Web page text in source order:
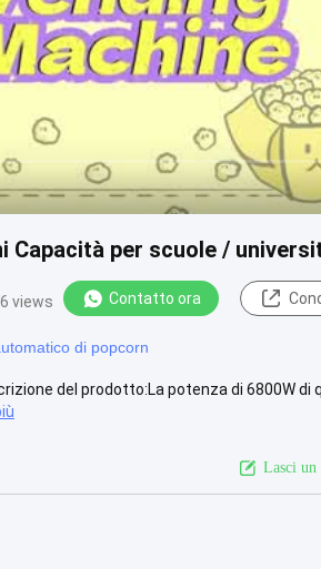
Capacità per scuole /
views Contatto ora
di popcorn
del prodotto:La potenza di 6800W di
Lasci un